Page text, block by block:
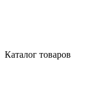
Каталог товаров